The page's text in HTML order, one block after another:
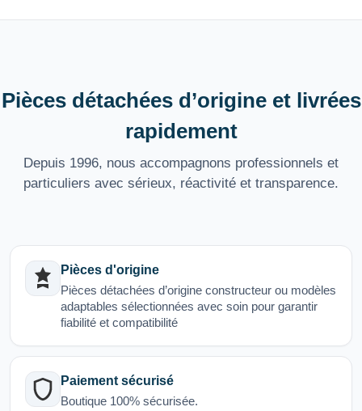
Pièces détachées d’origine et livrées
rapidement
Depuis 1996, nous accompagnons professionnels et
particuliers avec sérieux, réactivité et transparence.
Pièces d'origine
Pièces détachées d’origine constructeur ou modèles
adaptables sélectionnées avec soin pour garantir
fiabilité et compatibilité
Paiement sécurisé
Boutique 100% sécurisée.